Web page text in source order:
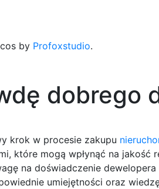
by Profoxstudio.
dobrego
krok w procesie zakupu
które mogą wpłynąć na jakość
na doświadczenie dewelopera
umiejętności oraz